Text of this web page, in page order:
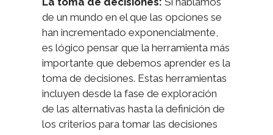
de un mundo en el que las opciones se
han incrementado exponencialmente,
es lógico pensar que la herramienta más
importante que debemos aprender es la
toma de decisiones. Estas herramientas
incluyen desde la fase de exploración
de las alternativas hasta la definición de
los criterios para tomar las decisiones